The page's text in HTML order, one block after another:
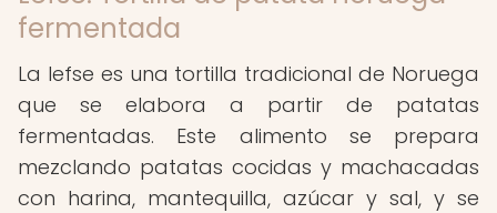
fermentada
La lefse es una tortilla tradicional de Noruega
que se elabora a partir de patatas
fermentadas. Este alimento se prepara
mezclando patatas cocidas y machacadas
con harina, mantequilla, azúcar y sal, y se